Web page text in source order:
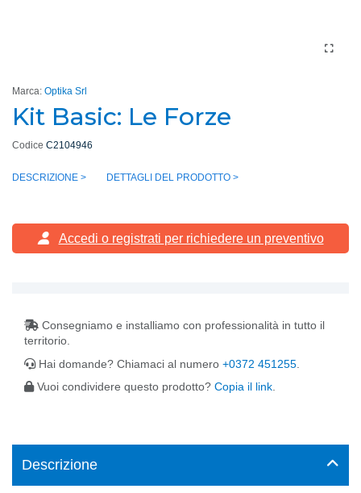
Marca: Optika Srl
Kit Basic: Le Forze
Codice C2104946
DESCRIZIONE > DETTAGLI DEL PRODOTTO >
Accedi o registrati per richiedere un preventivo
Consegniamo e installiamo con professionalità in tutto il
territorio.
Hai domande? Chiamaci al numero +0372 451255
Vuoi condividere questo prodotto? Copia il link.
Descrizione